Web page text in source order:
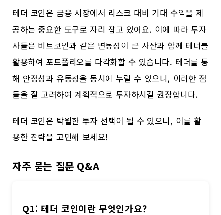
테더 코인은 금융 시장에서 리스크 대비 기대 수익을 제
공하는 중요한 도구로 자리 잡고 있어요. 이에 따라 투자
자들은 비트코인과 같은 변동성이 큰 자산과 함께 테더를
활용하여 포트폴리오를 다각화할 수 있습니다. 테더를 통
해 안정성과 유동성을 동시에 누릴 수 있으니, 이러한 점
들을 잘 고려하여 계획적으로 투자하시길 권장합니다.
테더 코인은 탁월한 투자 선택이 될 수 있으니, 이를 활
용한 전략을 고민해 보세요!
자주 묻는 질문 Q&A
Q1: 테더 코인이란 무엇인가요?